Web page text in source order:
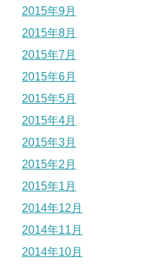
2015年9月
2015年8月
2015年7月
2015年6月
2015年5月
2015年4月
2015年3月
2015年2月
2015年1月
2014年12月
2014年11月
2014年10月